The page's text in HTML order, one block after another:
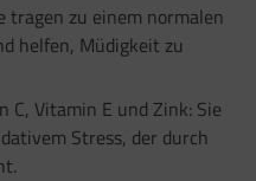
tragen zu einem normalen
helfen, Müdigkeit zu
C, Vitamin E und Zink: Sie
Stress, der durch